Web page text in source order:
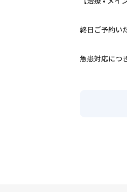
終日ご予約い
急患対応につ